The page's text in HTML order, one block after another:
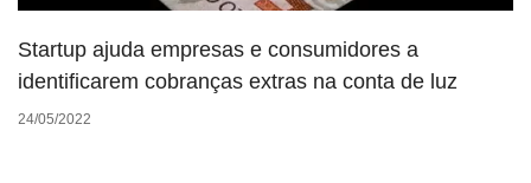
Startup ajuda empresas e consumidores a
identificarem cobranças extras na conta de luz
24/05/2022